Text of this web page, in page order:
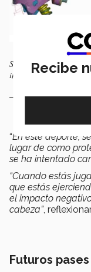
Simulador de impacto
investigación.
“En este deporte,
lugar de como
se ha intentado
“Cuando estás
que estás
el impacto
cabeza”,
Futuros
Recibe